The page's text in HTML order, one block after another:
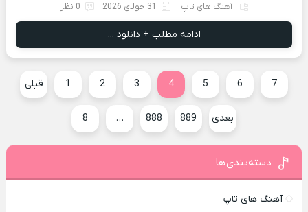
آهنگ های تاپ 31 جولای 2026 0 نظر
ادامه مطلب + دانلود ...
قبلی 1 2 3 4 5 6 7
8 … 888 889 بعدی
دسته‌بندی‌ها
آهنگ های تاپ